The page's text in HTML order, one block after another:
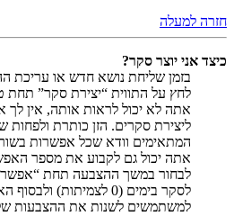
חזרה למעלה
כיצד אני יוצר סקר?
בזמן שליחת נושא חדש או עריכת
לחץ על התווית “יצירת סקר”
אתה לא יכול לראות אותה, אין
ליצירת סקרים. הזן כותרת
המתאימים וודא שכל אפשרות
אתה יכול גם לקבוע את מספר
לבחור במשך ההצבעה תחת
לסקר בימים (0
למשתמשים לשנות את ההצבעות